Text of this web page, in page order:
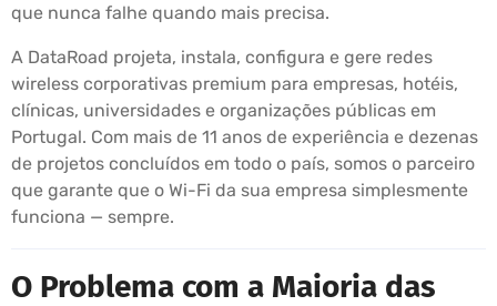
que nunca falhe quando mais precisa.
A DataRoad projeta, instala, configura e gere redes
wireless corporativas premium para empresas, hotéis,
clínicas, universidades e organizações públicas em
Portugal. Com mais de 11 anos de experiência e dezenas
de projetos concluídos em todo o país, somos o parceiro
que garante que o Wi-Fi da sua empresa simplesmente
funciona — sempre.
O Problema com a Maioria das